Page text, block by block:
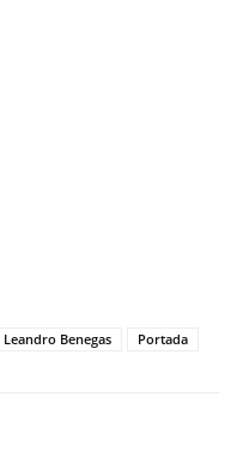
Leandro Benegas Portada